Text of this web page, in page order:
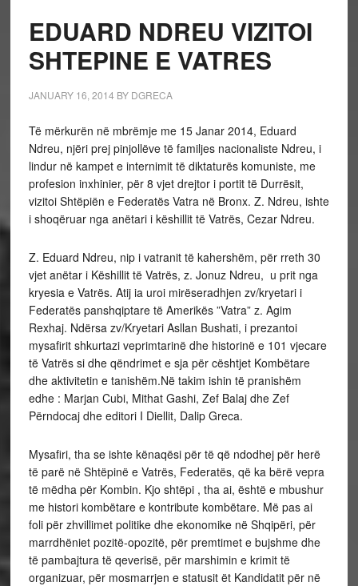
EDUARD NDREU VIZITOI
SHTEPINE E VATRES
JANUARY 16, 2014 BY DGRECA
Të mërkurën në mbrëmje me 15 Janar 2014, Eduard
Ndreu, njëri prej pinjollëve të familjes nacionaliste Ndreu, i
lindur në kampet e internimit të diktaturës komuniste, me
profesion inxhinier, për 8 vjet drejtor i portit të Durrësit,
vizitoi Shtëpiën e Federatës Vatra në Bronx. Z. Ndreu, ishte
i shoqëruar nga anëtari i këshillit të Vatrës, Cezar Ndreu.
Z. Eduard Ndreu, nip i vatranit të kahershëm, për rreth 30
vjet anëtar i Këshillit të Vatrës, z. Jonuz Ndreu, u prit nga
kryesia e Vatrës. Atij ia uroi mirëseradhjen zv/kryetari i
Federatës panshqiptare të Amerikës ”Vatra” z. Agim
Rexhaj. Ndërsa zv/Kryetari Asllan Bushati, i prezantoi
mysafirit shkurtazi veprimtarinë dhe historinë e 101 vjecare
të Vatrës si dhe qëndrimet e sja për cështjet Kombëtare
dhe aktivitetin e tanishëm.Në takim ishin të pranishëm
edhe : Marjan Cubi, Mithat Gashi, Zef Balaj dhe Zef
Përndocaj dhe editori I Diellit, Dalip Greca.
Mysafiri, tha se ishte kënaqësi për të që ndodhej për herë
të parë në Shtëpinë e Vatrës, Federatës, që ka bërë vepra
të mëdha për Kombin. Kjo shtëpi , tha ai, është e mbushur
me histori kombëtare e kontribute kombëtare. Më pas ai
foli për zhvillimet politike dhe ekonomike në Shqipëri, për
marrdhëniet pozitë-opozitë, për premtimet e bujshme dhe
të pambajtura të qeverisë, për marshimin e krimit të
organizuar, për mosmarrjen e statusit ët Kandidatit për në